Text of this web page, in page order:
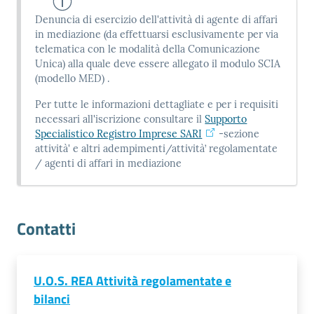
Denuncia di esercizio dell'attività di agente di affari
in mediazione (da effettuarsi esclusivamente per via
telematica con le modalità della Comunicazione
Unica) alla quale deve essere allegato il modulo SCIA
(modello MED) .
Per tutte le informazioni dettagliate e per i requisiti
necessari all'iscrizione consultare ilSupporto
Specialistico Registro Imprese SARI
-sezione
attività' e altri adempimenti/attività’ regolamentate
/ agenti di affari in mediazione
Contatti
U.O.S. REA Attività regolamentate e
bilanci